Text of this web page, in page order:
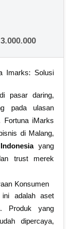
3.000.000
Imarks: Solusi
pasar daring,
pada ulasan
Fortuna iMarks
di Malang,
yang
trust merek
Konsumen
adalah aset
Produk yang
dipercaya,